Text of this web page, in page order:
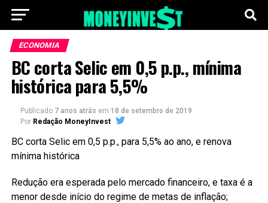
ECONOMIA
BC corta Selic em 0,5 p.p., mínima
histórica para 5,5%
Publicado 7 anos atrás em 18 de setembro de 2019
Por Redação MoneyInvest
BC corta Selic em 0,5 p.p., para 5,5% ao ano, e renova
mínima histórica
Redução era esperada pelo mercado financeiro, e taxa é a
menor desde início do regime de metas de inflação;